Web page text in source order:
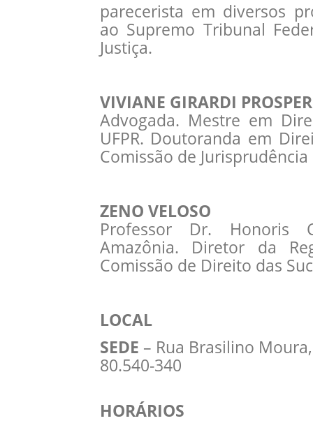
parecerista em diversos
ao Supremo Tribunal
Justiça.
VIVIANE GIRARDI
Advogada. Mestre em
UFPR. Doutoranda em
Comissão de
ZENO VELOSO
Professor Dr. Honoris
Amazônia. Diretor da
Comissão de Direito das
LOCAL
SEDE – Rua Brasilino
80.540-340
HORÁRIOS